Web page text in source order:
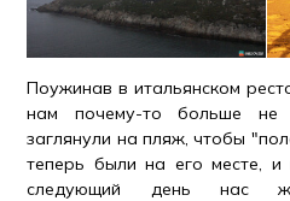
Поужинав в итальянском
нам почему-то больше
заглянули на пляж, чтобы
теперь были на его месте,
следующий день нас